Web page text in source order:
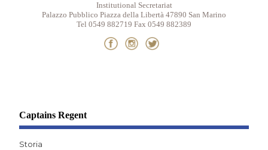
Institutional Secretariat
Palazzo Pubblico Piazza della Libertà 47890 San Marino
Tel 0549 882719 Fax 0549 882389
Captains Regent
Storia